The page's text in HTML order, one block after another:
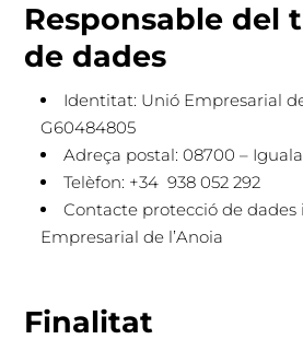
Responsable del
de dades
Identitat: Unió Empresarial
G60484805
Adreça postal: 08700 –
Telèfon: +34 938 052 292
Contacte protecció de
Empresarial de l’Anoia
Finalitat